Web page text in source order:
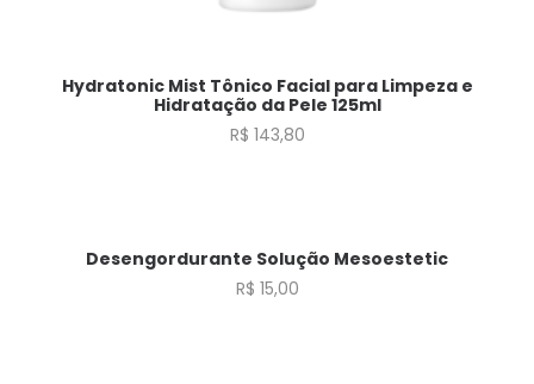
Hydratonic Mist Tônico Facial para Limpeza e
Hidratação da Pele 125ml
R$ 143,80
Fora de estoque
Desengordurante Solução Mesoestetic
R$ 15,00